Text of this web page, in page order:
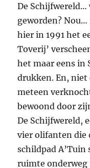
De Schijfwereld…
geworden? Nou…
hier in 1991 het
Toverij’
het maar eens in
drukken. En,
meteen
bewoond door
De Schijfwereld,
vier olifanten die
schildpad A’Tuin
ruimte onderweg